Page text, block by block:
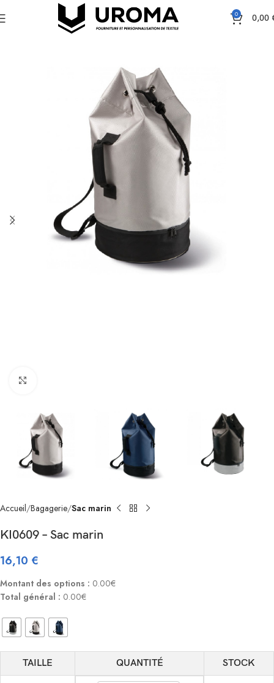
0 0,00
Accueil Bagagerie Sac marin
KI0609 – Sac marin
16,10 €
Montant des options : 0.00€
Total général : 0.00€
TAILLE QUANTITÉ STOCK